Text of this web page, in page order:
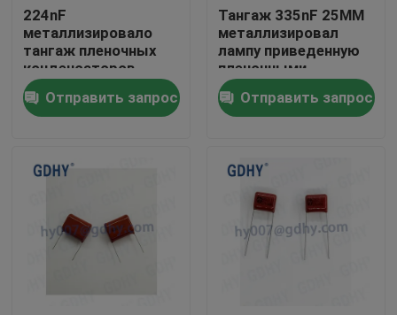
Дом
Путешествие фабрики
224nF
металлизировало
тангаж пленочных
конденсаторов
630VDC 15MM
Отправить запрос
Тангаж 335nF 25MM
металлизировал
лампу приведенную
пленочными
конденсаторами
250VDC
Отправить запрос